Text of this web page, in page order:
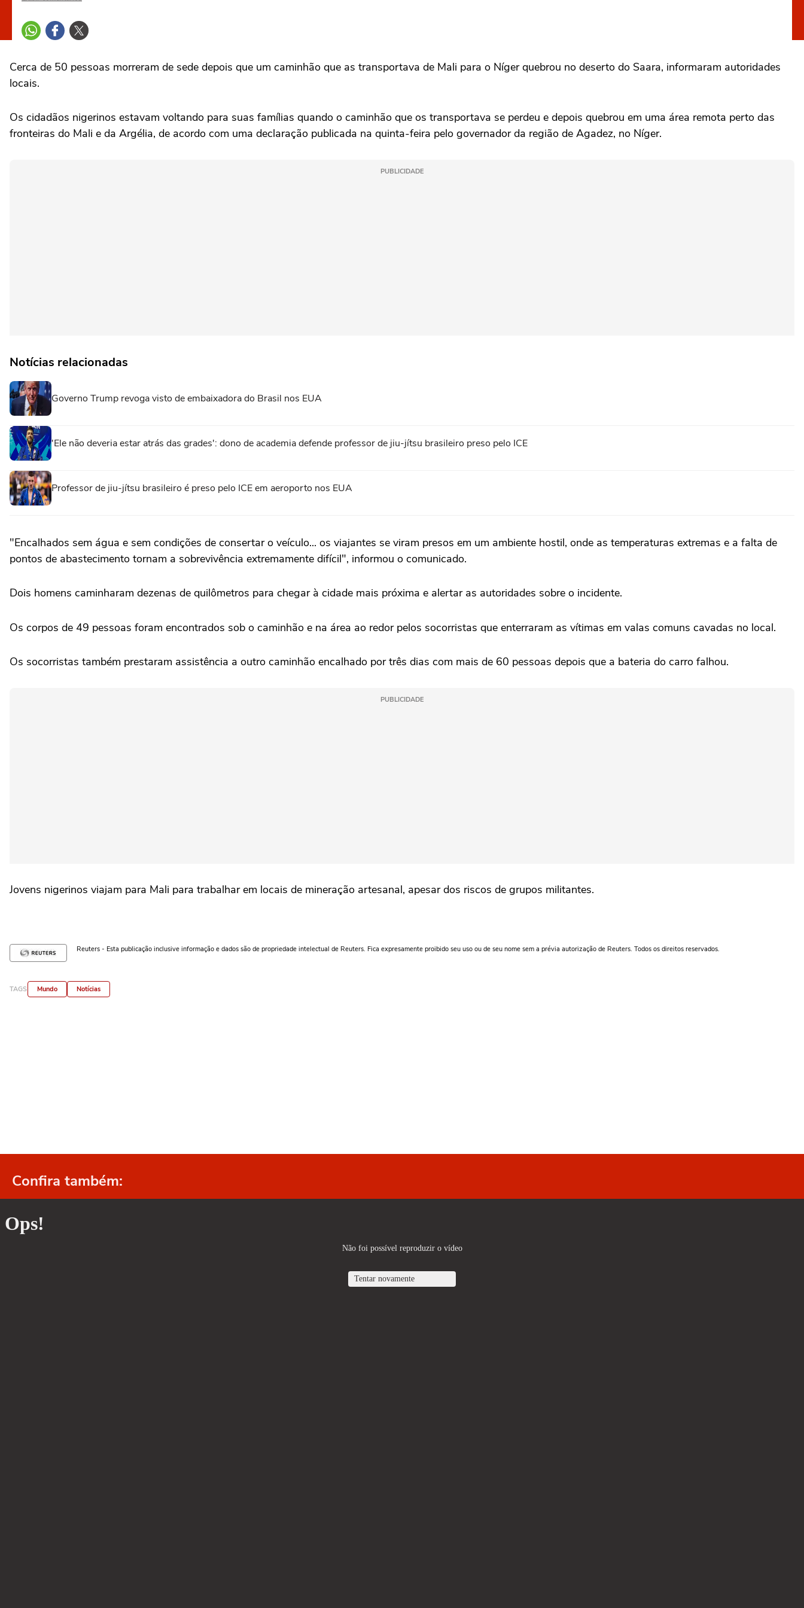
Cerca de ‌50 pessoas morreram de sede depois que um caminhão que as transportava de Mali para o Níger quebrou no deserto do Saara, informaram autoridades
⁠locais.
Os cidadãos nigerinos estavam voltando ‌para suas famílias quando o caminhão que os transportava se perdeu ‌e depois quebrou em ‌uma área remota perto das
⁠fronteiras do Mali e da Argélia, de acordo com uma declaração publicada na quinta-feira pelo governador da região de Agadez, no Níger.
PUBLICIDADE
Notícias relacionadas
Governo Trump revoga visto de embaixadora do Brasil nos EUA
'Ele não deveria estar atrás das grades': dono de academia defende professor de jiu-jítsu brasileiro preso pelo ICE
Professor de jiu-jítsu brasileiro é preso pelo ICE em aeroporto nos EUA
"Encalhados sem ‌água e sem condições de consertar ‌o veículo... ⁠os viajantes ⁠se viram presos em um ambiente hostil, ⁠onde as ‌temperaturas extremas e ‌a falta de
pontos de abastecimento tornam a sobrevivência extremamente difícil", informou o comunicado.
Dois homens caminharam ⁠dezenas de quilômetros para chegar à cidade mais próxima e alertar as autoridades sobre o incidente.
Os corpos de 49 ‌pessoas foram encontrados sob o caminhão e na área ao redor pelos ⁠socorristas que enterraram as vítimas em valas comuns cavadas no local.
Os socorristas também prestaram assistência a outro caminhão encalhado por três dias com mais de 60 pessoas depois que a bateria do carro falhou.
PUBLICIDADE
Jovens nigerinos viajam para Mali para trabalhar em locais de mineração artesanal, apesar dos riscos de grupos militantes.
Reuters - Esta publicação inclusive informação e dados são de propriedade intelectual de Reuters. Fica expresamente proibido seu uso ou de seu nome sem a prévia autorização de Reuters. Todos os direitos reservados.
TAGS Mundo Notícias
Confira também: